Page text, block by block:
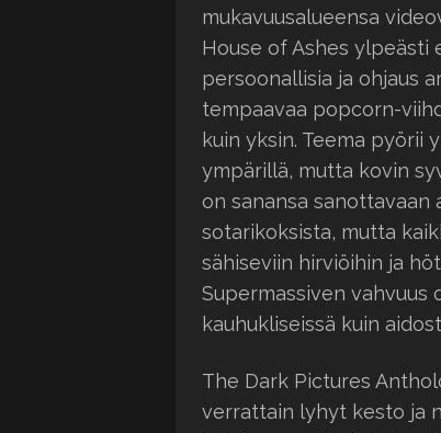
mukavuusalueensa
House of Ashes ylpeästi
persoonallisia ja ohjaus
tempaavaa popcorn-
kuin yksin. Teema pyörii
ympärillä, mutta kovin
on sanansa sanottavaan
sotarikoksista, mutta
sähiseviin hirviöihin ja
Supermassiven vahvuus
kauhukliseissä kuin
The Dark Pictures
verrattain lyhyt kesto ja